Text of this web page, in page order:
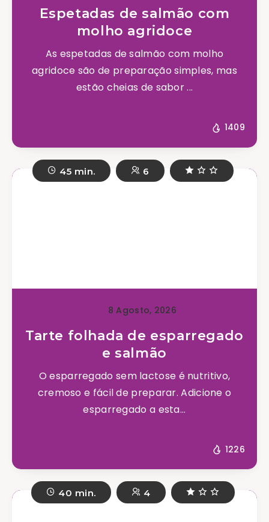
Espetadas de salmão com
molho agridoce
As espetadas de salmão com molho
agridoce são de preparação simples, mas
estão cheias de sabor ...
1409
45 min. 6
8 Agosto, 2026
Tarte folhada de esparregado
e salmão
O esparregado sem lactose é nutritivo,
cremoso e fácil de preparar. Adicione o
esparregado a esta...
1226
40 min. 4